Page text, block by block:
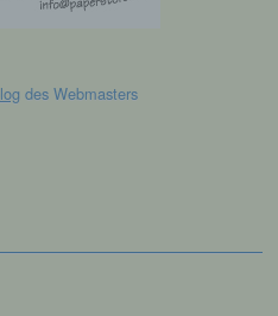
des Webmasters
zu verstehen gibt, dass
der sie betreffenden